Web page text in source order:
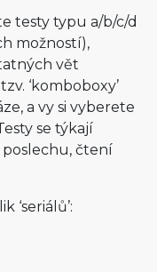
testy typu a/b/c/d
možností),
vět
‘komboboxy’
a vy si vyberete
se týkají
poslechu, čtení
‘seriálů’: